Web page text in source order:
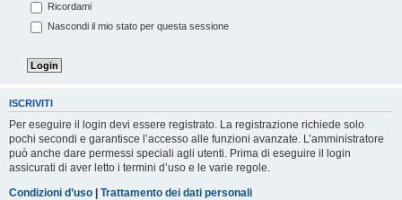
Ricordami
Nascondi il mio stato per questa sessione
ISCRIVITI
Per eseguire il login devi essere registrato. La registrazione richiede solo
pochi secondi e garantisce l’accesso alle funzioni avanzate. L’amministratore
può anche dare permessi speciali agli utenti. Prima di eseguire il login
assicurati di aver letto i termini d’uso e le varie regole.
Condizioni d’uso | Trattamento dei dati personali